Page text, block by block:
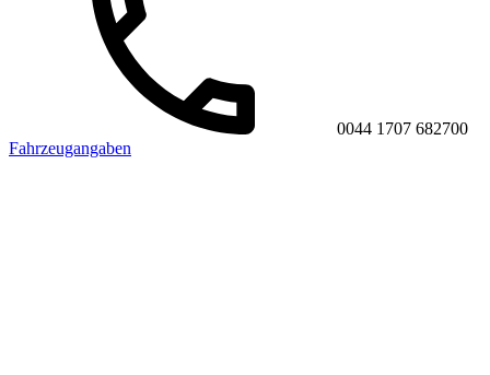
0044 1707 682700
Fahrzeugangaben